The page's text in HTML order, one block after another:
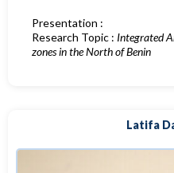
Presentation :
Research Topic : Integrated
zones in the North of Benin
Latifa